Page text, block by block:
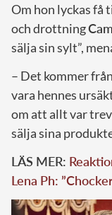
Om hon lyckas få
och drottning
sälja sin sylt”,
– Det kommer
vara hennes
om att allt var
sälja sina
LÄS MER:
Lena Ph: